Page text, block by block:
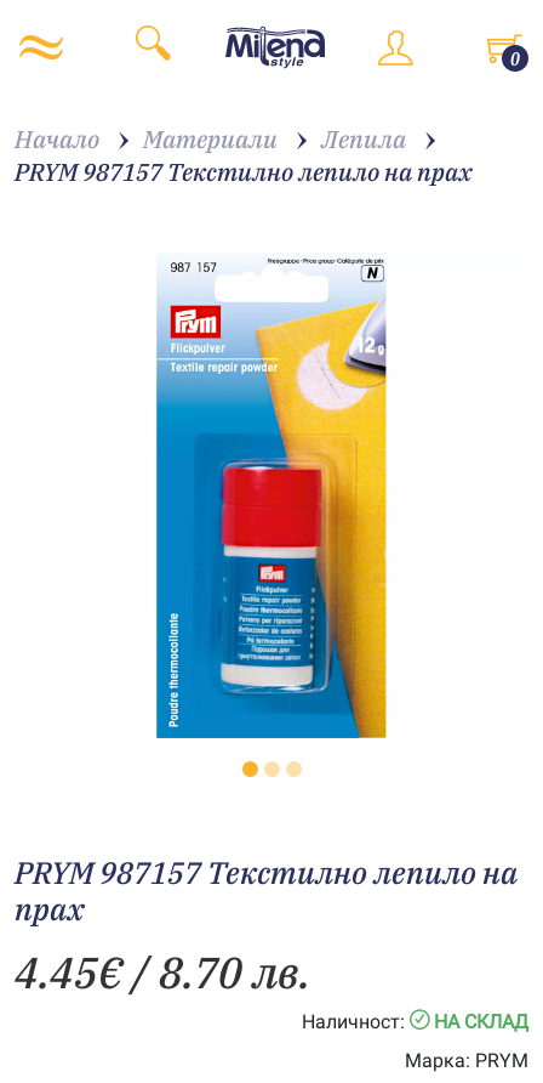
0
Начало Материали
Лепила
PRYM 987157 Текстилно лепило на прах
PRYM 987157 Текстилно лепило на
прах
4.45€/ 8.70 лв.
Наличност:
НА СКЛАД
Марка: PRYM